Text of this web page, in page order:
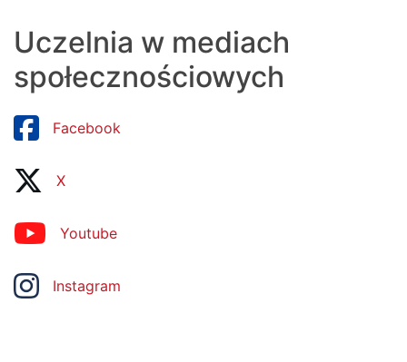
Uczelnia w mediach
społecznościowych
Facebook
X
Youtube
Instagram